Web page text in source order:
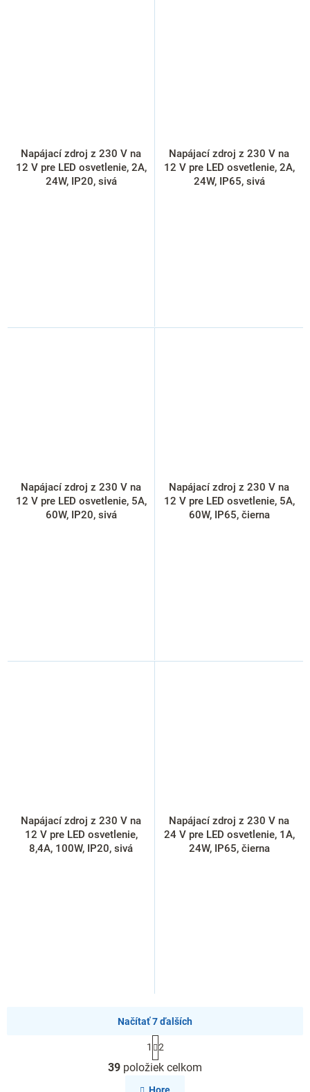
Napájací zdroj z 230 V na
12 V pre LED osvetlenie, 2A,
24W, IP20, sivá
Napájací zdroj z 230 V na
12 V pre LED osvetlenie, 2A,
24W, IP65, sivá
Napájací zdroj z 230 V na
12 V pre LED osvetlenie, 5A,
60W, IP20, sivá
Napájací zdroj z 230 V na
12 V pre LED osvetlenie, 5A,
60W, IP65, čierna
Napájací zdroj z 230 V na
12 V pre LED osvetlenie,
8,4A, 100W, IP20, sivá
Napájací zdroj z 230 V na
24 V pre LED osvetlenie, 1A,
24W, IP65, čierna
O
v
l
Načítať 7 ďalších
S
t
r
á
n
1 2
39 položiek celkom
Hore